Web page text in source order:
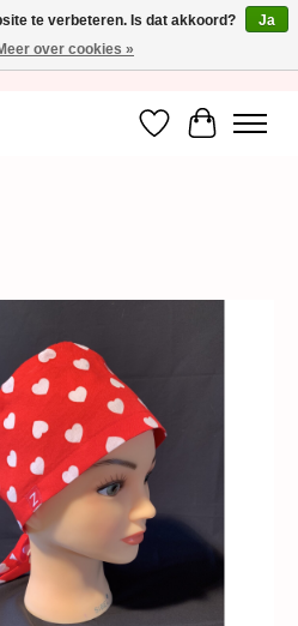
- Verzendkosten BE & NL SLECHTS
Verlanglijst
slideshow Items
te verbeteren. Is dat akkoord?
Ja
over cookies »